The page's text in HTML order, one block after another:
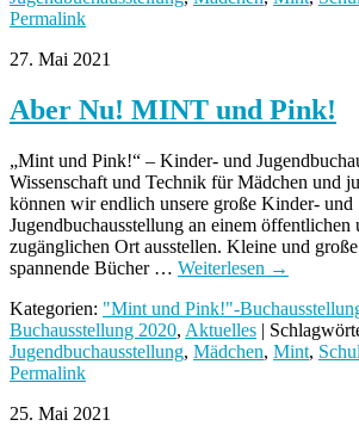
Permalink
27. Mai 2021
Aber Nu! MINT und Pink!
„Mint und Pink!“ – Kinder- und
Wissenschaft und Technik für Mädchen und
können wir endlich unsere große Kinder- und
Jugendbuchausstellung an einem öffentlichen
zugänglichen Ort ausstellen. Kleine und
spannende Bücher … Weiterlesen →
Kategorien: "Mint und Pink!"-
Buchausstellung 2020, Aktuelles |
Jugendbuchausstellung, Mädchen, Mint,
Permalink
25. Mai 2021